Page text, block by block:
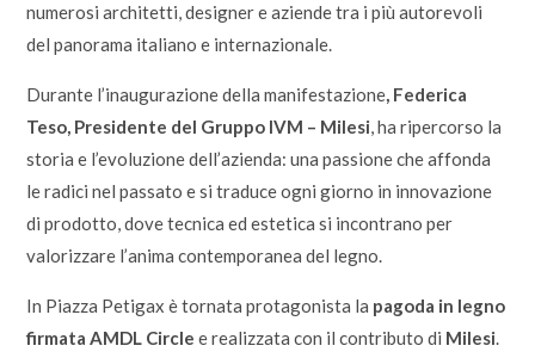
numerosi architetti, designer e aziende tra i più autorevoli
del panorama italiano e internazionale.
Durante l’inaugurazione della manifestazione, Federica
Teso, Presidente del Gruppo IVM – Milesi, ha ripercorso la
storia e l’evoluzione dell’azienda: una passione che affonda
le radici nel passato e si traduce ogni giorno in innovazione
di prodotto, dove tecnica ed estetica si incontrano per
valorizzare l’anima contemporanea del legno.
In Piazza Petigax è tornata protagonista la pagoda in legno
firmata AMDL Circle e realizzata con il contributo di Milesi.